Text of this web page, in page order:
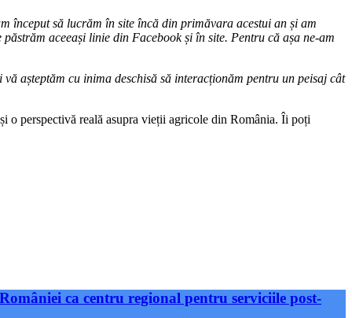
început să lucrăm în site încă din primăvara acestui an și am
aceeași linie din Facebook și în site. Pentru că așa ne-am
așteptăm cu inima deschisă să interacționăm pentru un peisaj cât
perspectivă reală asupra vieții agricole din România. Îi poți
ca centru regional pentru serviciile post-